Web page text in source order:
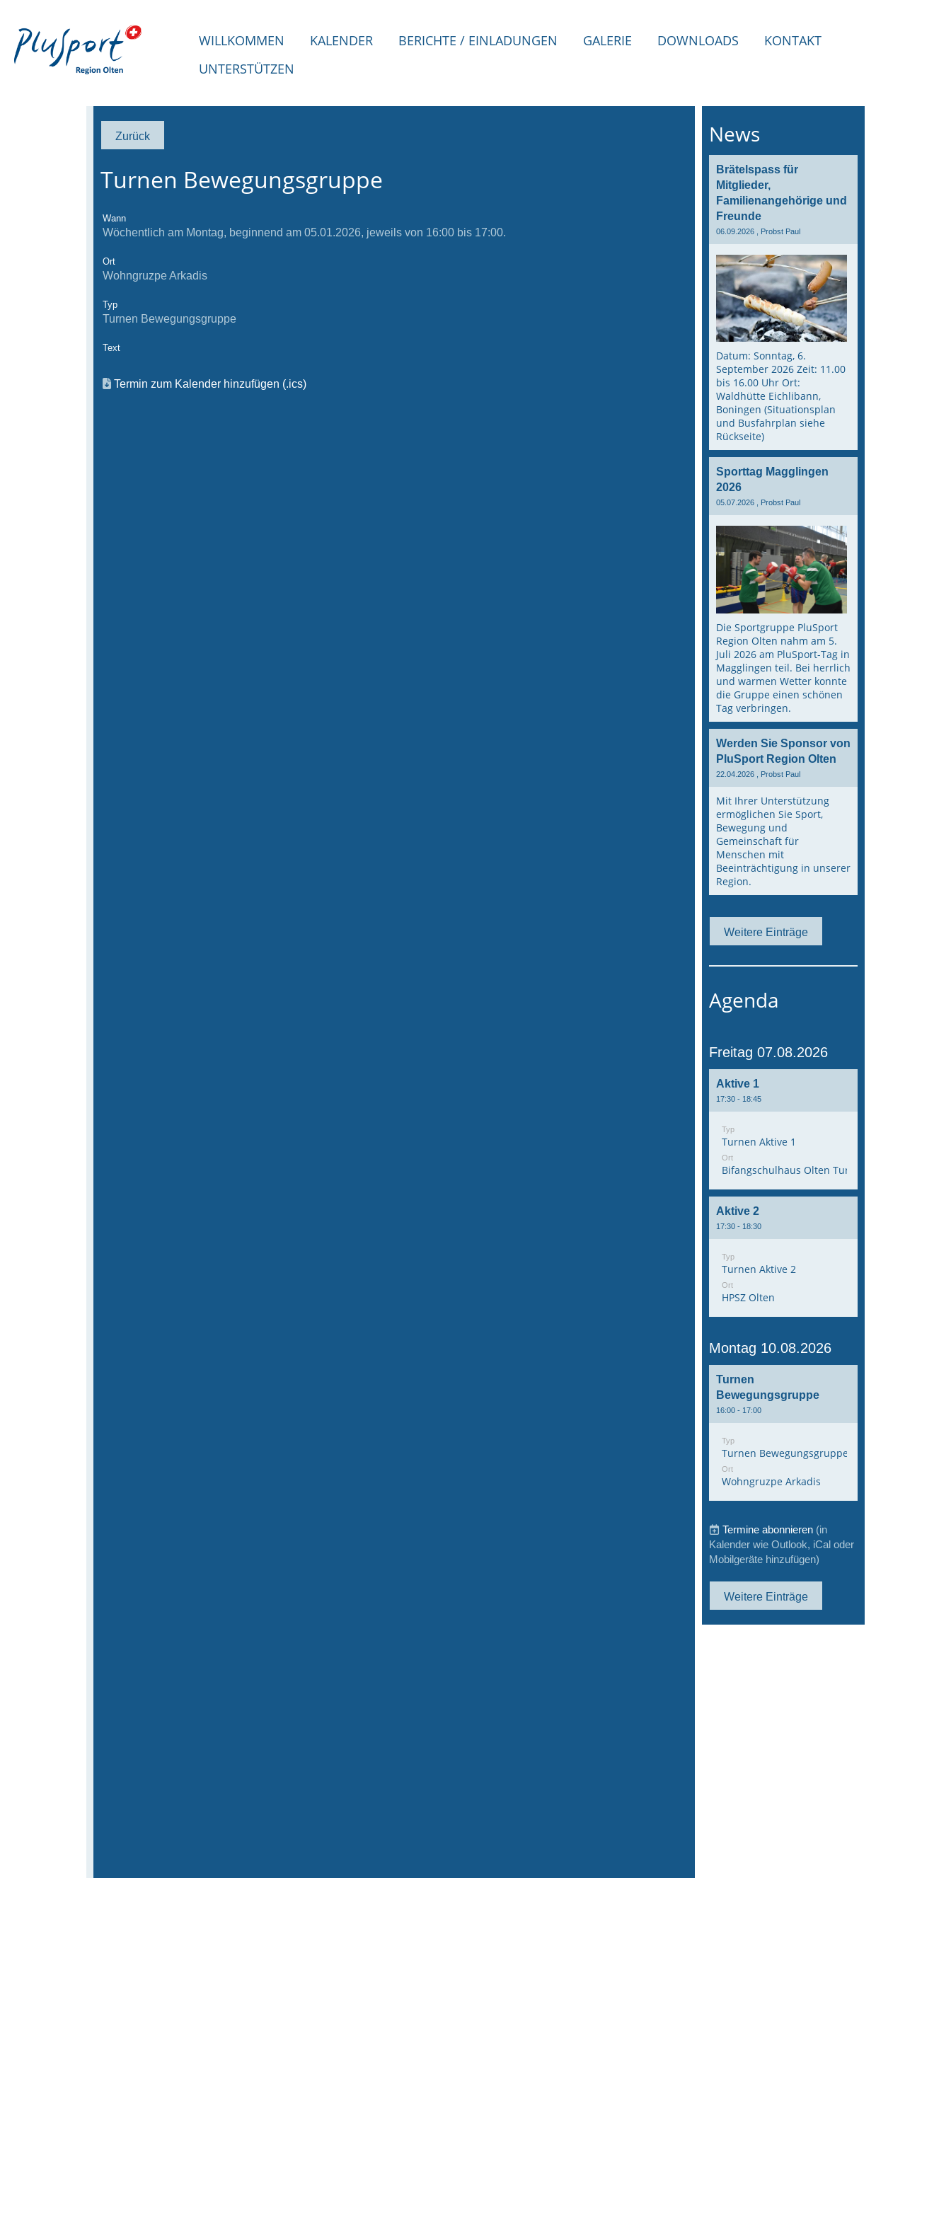
WILLKOMMEN KALENDER BERICHTE / EINLADUNGEN GALERIE DOWNLOADS
KONTAKT
UNTERSTÜTZEN
Zurück
Turnen Bewegungsgruppe
Wann
Wöchentlich am Montag, beginnend am 05.01.2026, jeweils von 16:00 bis 17:00.
Ort
Wohngruzpe Arkadis
Typ
Turnen Bewegungsgruppe
Text
Termin zum Kalender hinzufügen (.ics)
News
Brätelspass für
Mitglieder,
Familienangehörige und
Freunde
06.09.2026 , Probst Paul
Datum: Sonntag, 6.
September 2026 Zeit: 11.00
bis 16.00 Uhr Ort:
Waldhütte Eichlibann,
Boningen (Situationsplan
und Busfahrplan siehe
Rückseite)
Sporttag Magglingen
2026
05.07.2026 , Probst Paul
Die Sportgruppe PluSport
Region Olten nahm am 5.
Juli 2026 am PluSport-Tag in
Magglingen teil. Bei herrlich
und warmen Wetter konnte
die Gruppe einen schönen
Tag verbringen.
Werden Sie Sponsor von
PluSport Region Olten
22.04.2026 , Probst Paul
Mit Ihrer Unterstützung
ermöglichen Sie Sport,
Bewegung und
Gemeinschaft für
Menschen mit
Beeinträchtigung in unserer
Region.
Weitere Einträge
Agenda
Freitag 07.08.2026
Aktive 1
17:30 - 18:45
Typ
Turnen Aktive 1
Ort
Bifangschulhaus Olten Turnhalle 1
Aktive 2
17:30 - 18:30
Typ
Turnen Aktive 2
Ort
HPSZ Olten
Montag 10.08.2026
Turnen
Bewegungsgruppe
16:00 - 17:00
Typ
Turnen Bewegungsgruppe
Ort
Wohngruzpe Arkadis
Termine abonnieren (in
Kalender wie Outlook, iCal oder
Mobilgeräte hinzufügen)
Weitere Einträge